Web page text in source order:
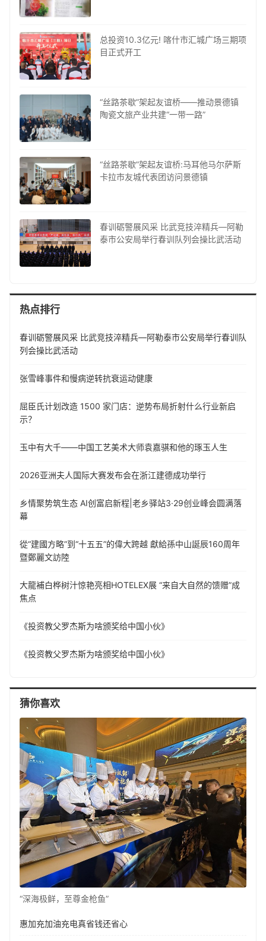
总投资10.3亿元! 喀什市汇城广场三期项
目正式开工
“丝路茶歇”架起友谊桥——推动景德镇
陶瓷文旅产业共建“一带一路”
“丝路茶歇”架起友谊桥:马耳他马尔萨斯
卡拉市友城代表团访问景德镇
春训砺警展风采 比武竞技淬精兵—阿勒
泰市公安局举行春训队列会操比武活动
热点排行
春训砺警展风采 比武竞技淬精兵—阿勒泰市公安局举行春训队
列会操比武活动
张雪峰事件和慢病逆转抗衰运动健康
屈臣氏计划改造 1500 家门店：逆势布局折射什么行业新启
示？
玉中有大千——中国工艺美术大师袁嘉骐和他的琢玉人生
​2026亚洲夫人国际大赛发布会在浙江建德成功举行
乡情聚势筑生态 AI创富启新程|老乡驿站3·29创业峰会圆满落
幕
從“建國方略”到“十五五”的偉大跨越 獻給孫中山誕辰160周年
暨鄭麗文訪陸
大龍補白桦树汁惊艳亮相HOTELEX展 “来自大自然的馈赠”成
焦点
《投资教父罗杰斯为啥颁奖给中国小伙》
《投资教父罗杰斯为啥颁奖给中国小伙》
猜你喜欢
“深海极鲜，至尊金枪鱼”
惠加充加油充电真省钱还省心